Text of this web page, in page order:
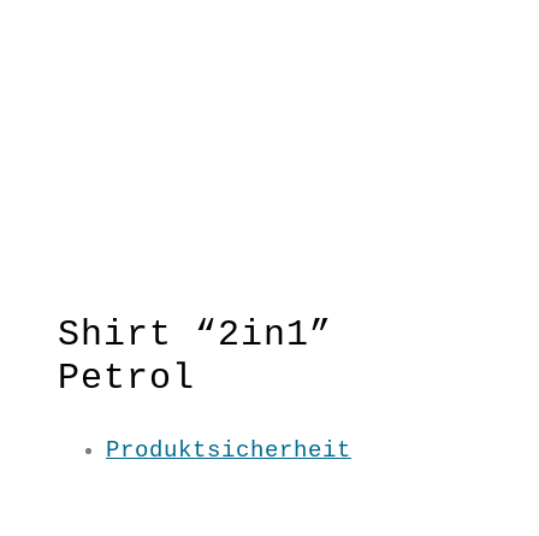
Shirt “2in1”
Petrol
Du kannst das Shirt mit dem V-
Produktsicherheit